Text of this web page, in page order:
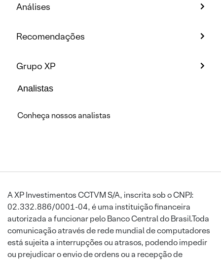
Análises
Recomendações
Grupo XP
Analistas
Conheça nossos analistas
A XP Investimentos CCTVM S/A, inscrita sob o CNPJ:
02.332.886/0001-04, é uma instituição financeira
autorizada a funcionar pelo Banco Central do Brasil.Toda
comunicação através de rede mundial de computadores
está sujeita a interrupções ou atrasos, podendo impedir
ou prejudicar o envio de ordens ou a recepção de